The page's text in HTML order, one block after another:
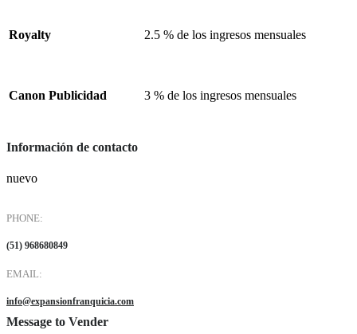
Royalty 2.5 % de los ingresos mensuales
Canon Publicidad 3 % de los ingresos mensuales
Información de contacto
nuevo
PHONE:
(51) 968680849
EMAIL:
info@expansionfranquicia.com
Message to Vender